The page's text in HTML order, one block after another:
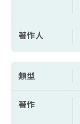
著作人
類型
著作